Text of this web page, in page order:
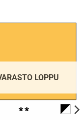
LOPPU